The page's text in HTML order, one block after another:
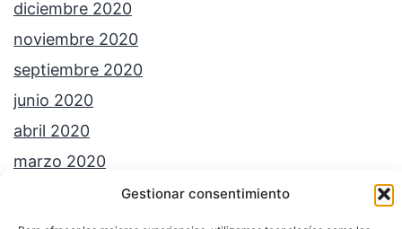
Gestionar consentimiento
diciembre 2020
noviembre 2020
septiembre 2020
junio 2020
abril 2020
marzo 2020
agosto 2019